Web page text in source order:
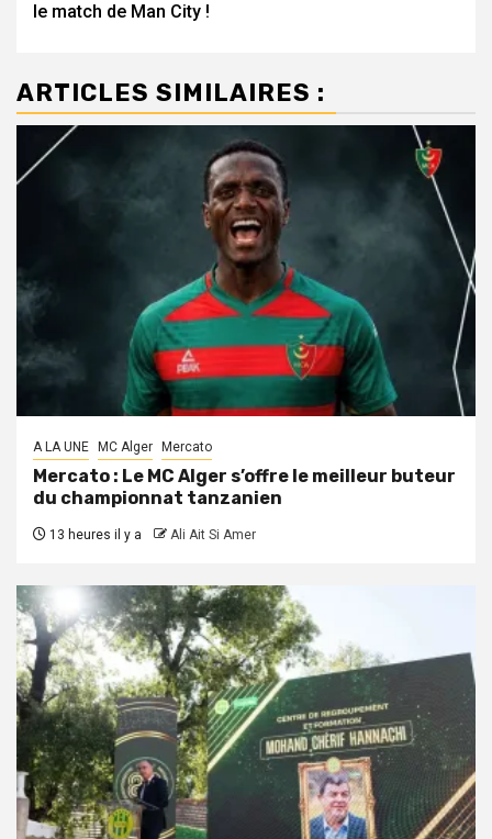
le match de Man City !
ARTICLES SIMILAIRES :
A LA UNE MC Alger Mercato
Mercato : Le MC Alger s’offre le meilleur buteur
du championnat tanzanien
13 heures il y a Ali Ait Si Amer